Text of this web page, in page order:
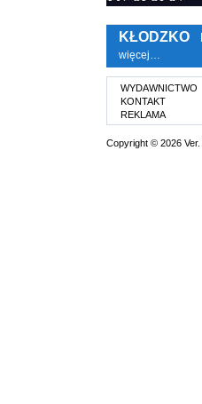
KŁODZKO
więcej…
WYDAWNICTWO
KONTAKT
REKLAMA
Copyright © 2026 Ver.